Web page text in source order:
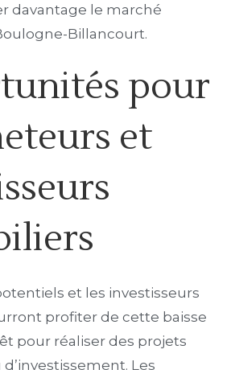
davantage le marché
Billancourt.
pour
et
et les investisseurs
profiter de cette baisse
pour réaliser des projets
Les